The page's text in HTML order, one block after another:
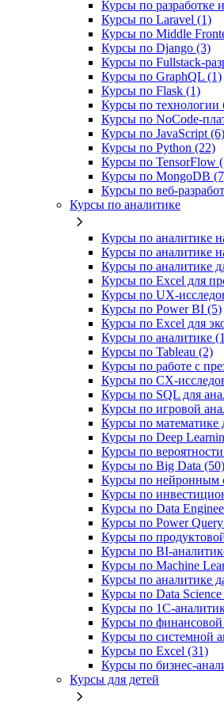
Курсы по разработке
Курсы по Laravel (1)
Курсы по Middle
Курсы по Django (3)
Курсы по
Курсы по GraphQL (1)
Курсы по Flask (1)
Курсы по технологии
Курсы по
Курсы по JavaScript (6)
Курсы по Python (22)
Курсы по TensorFlow
Курсы по MongoDB
Курсы по
Курсы по аналитике
Курсы по аналитике
Курсы по аналитике
Курсы по аналитике
Курсы по Excel для
Курсы по
Курсы по Power BI (5)
Курсы по Excel для
Курсы по аналитике
Курсы по Tableau (2)
Курсы по работе с
Курсы по CX-
Курсы по SQL для
Курсы по игровой
Курсы по математике
Курсы по Deep
Курсы по
Курсы по Big Data (50)
Курсы по нейронным
Курсы по
Курсы по Data
Курсы по Power
Курсы по
Курсы по
Курсы по Machine
Курсы по аналитике
Курсы по Data
Курсы по
Курсы по финансовой
Курсы по системной
Курсы по Excel (31)
Курсы по
Курсы для детей